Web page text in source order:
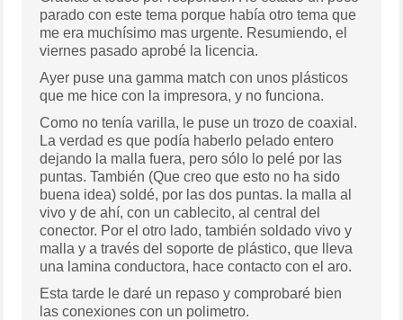
parado con este tema porque había otro tema que
me era muchísimo mas urgente. Resumiendo, el
viernes pasado aprobé la licencia.
Ayer puse una gamma match con unos plásticos
que me hice con la impresora, y no funciona.
Como no tenía varilla, le puse un trozo de coaxial.
La verdad es que podía haberlo pelado entero
dejando la malla fuera, pero sólo lo pelé por las
puntas. También (Que creo que esto no ha sido
buena idea) soldé, por las dos puntas. la malla al
vivo y de ahí, con un cablecito, al central del
conector. Por el otro lado, también soldado vivo y
malla y a través del soporte de plástico, que lleva
una lamina conductora, hace contacto con el aro.
Esta tarde le daré un repaso y comprobaré bien
las conexiones con un polimetro.